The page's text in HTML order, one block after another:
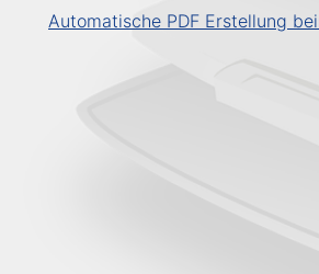
Automatische PDF Erstellung